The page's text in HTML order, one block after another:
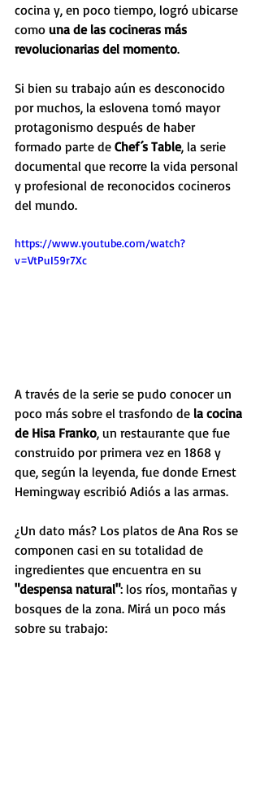
cocina y, en poco tiempo, logró ubicarse
como una de las cocineras más
revolucionarias del momento.
Si bien su trabajo aún es desconocido
por muchos, la eslovena tomó mayor
protagonismo después de haber
formado parte de Chef´s Table, la serie
documental que recorre la vida personal
y profesional de reconocidos cocineros
del mundo.
https://www.youtube.com/watch?
v=VtPuI59r7Xc
A través de la serie se pudo conocer un
poco más sobre el trasfondo de la cocina
de Hisa Franko, un restaurante que fue
construido por primera vez en 1868 y
que, según la leyenda, fue donde Ernest
Hemingway escribió Adiós a las armas.
¿Un dato más? Los platos de Ana Ros se
componen casi en su totalidad de
ingredientes que encuentra en su
"despensa natural": los ríos, montañas y
bosques de la zona. Mirá un poco más
sobre su trabajo: